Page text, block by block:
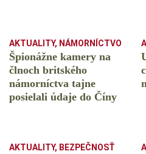
AKTUALITY, NÁMORNÍCTVO
Špionážne kamery na
člnoch britského
námorníctva tajne
posielali údaje do Číny
AKTUALITY, BEZPEČNOSŤ